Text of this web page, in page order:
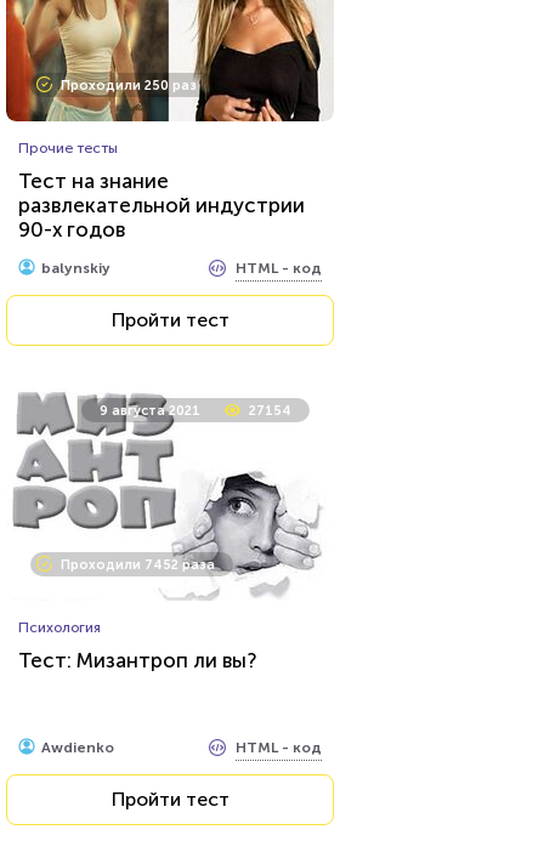
Проходили 250 раз
Прочие тесты
Тест на знание
развлекательной индустрии
90-х годов
balynskiy HTML - код
Пройти тест
9 августа 2021 27154
Проходили 7452 раза
Психология
Тест: Мизантроп ли вы?
Awdienko HTML - код
Пройти тест